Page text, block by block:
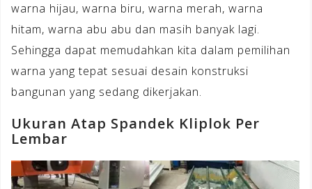
warna hijau, warna biru, warna merah, warna
hitam, warna abu abu dan masih banyak lagi.
Sehingga dapat memudahkan kita dalam pemilihan
warna yang tepat sesuai desain konstruksi
bangunan yang sedang dikerjakan.
Ukuran Atap Spandek Kliplok Per
Lembar